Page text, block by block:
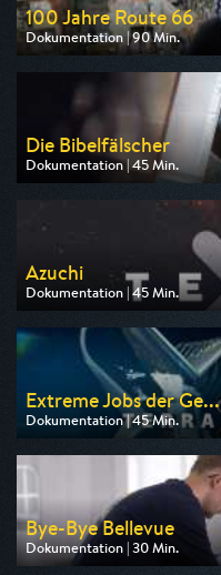
100 Jahre Route 66
Dokumentation | 90 Min.
Ausgestrahlt von arte
am 13.08.2026, 20:15
Die Bibelfälscher
Dokumentation | 45 Min.
Ausgestrahlt von arte
am 11.08.2026, 20:15
Azuchi
Dokumentation | 45 Min.
Ausgestrahlt von ZDF
am 09.08.2026, 19:30
Extreme Jobs der Ge...
Dokumentation | 45 Min.
Ausgestrahlt von ZDF
am 09.08.2026, 23:50
Bye-Bye Bellevue
Dokumentation | 30 Min.
Ausgestrahlt von ARD